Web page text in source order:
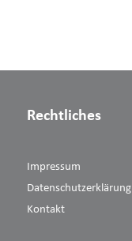
Rechtliches
Impressum
Datenschutzerklärung
Kontakt